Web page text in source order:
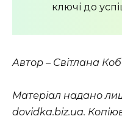
ключі до
Автор – Світлана
Матеріал надано
dovidka.biz.ua.